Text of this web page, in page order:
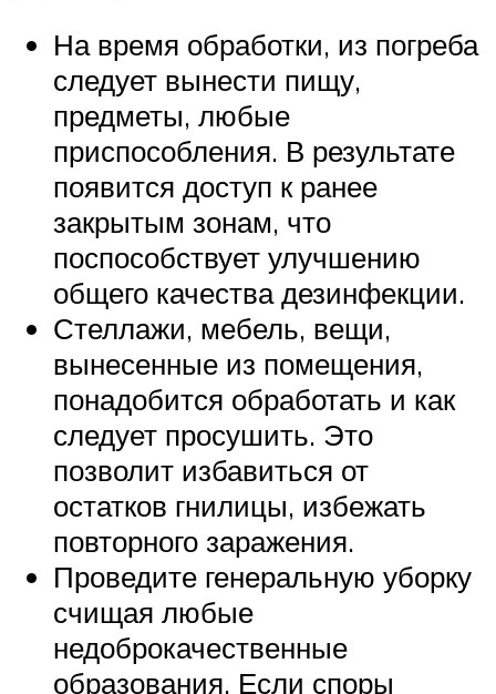
На время обработки, из погреба
следует вынести пищу,
предметы, любые
приспособления. В результате
появится доступ к ранее
закрытым зонам, что
поспособствует улучшению
общего качества дезинфекции.
Стеллажи, мебель, вещи,
вынесенные из помещения,
понадобится обработать и как
следует просушить. Это
позволит избавиться от
остатков гнилицы, избежать
повторного заражения.
Проведите генеральную уборку
счищая любые
недоброкачественные
образования. Если споры